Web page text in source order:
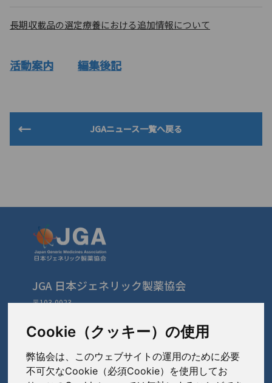
Cookie（クッキー）の使用
弊協会は、このウェブサイトの運用のために必要
不可欠なCookie（必須Cookie）を使用してお
長期収載品の選定療養における追加情報について
活動案内 編集後記
JGAニュース一覧へ戻る
JGA 日本ジェネリック製薬協会
〒103-0023
TEL: 03-3279-1890 / FAX: 03-3241-2978
会員会社（あ〜さ）